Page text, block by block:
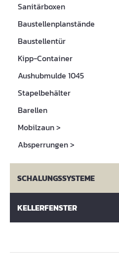
Sanitärboxen
Baustellenplanstände
Baustellentür
Kipp-Container
Aushubmulde 1045
Stapelbehälter
Barellen
Mobilzaun>
Absperrungen>
SCHALUNGSSYSTEME
KELLERFENSTER